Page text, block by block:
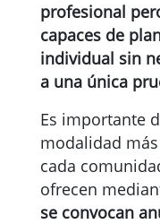
profesional
capaces de
individual sin
a una única
Es importante
modalidad
cada
ofrecen
se convocan